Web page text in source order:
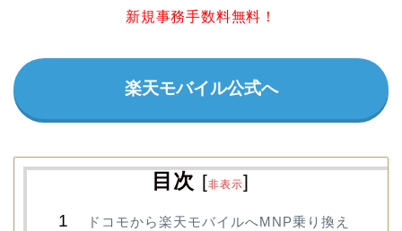
新規事務手数料無料！
楽天モバイル公式へ
目次 [非表示]
ドコモから楽天モバイルへMNP乗り換え